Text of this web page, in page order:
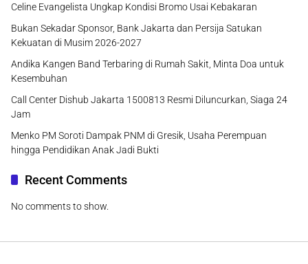
Celine Evangelista Ungkap Kondisi Bromo Usai Kebakaran
Bukan Sekadar Sponsor, Bank Jakarta dan Persija Satukan
Kekuatan di Musim 2026-2027
Andika Kangen Band Terbaring di Rumah Sakit, Minta Doa untuk
Kesembuhan
Call Center Dishub Jakarta 1500813 Resmi Diluncurkan, Siaga 24
Jam
Menko PM Soroti Dampak PNM di Gresik, Usaha Perempuan
hingga Pendidikan Anak Jadi Bukti
Recent Comments
No comments to show.